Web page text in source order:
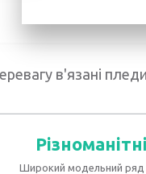
в'язані
Широкий модельний ряд і